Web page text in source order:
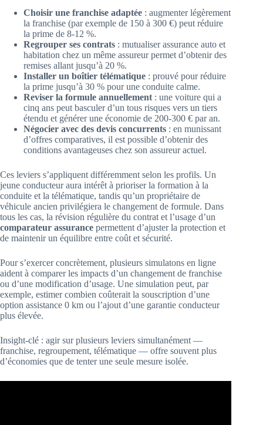
Choisir une franchise adaptée : augmenter légèrement
la franchise (par exemple de 150 à 300 €) peut réduire
la prime de 8-12 %.
Regrouper ses contrats : mutualiser assurance auto et
habitation chez un même assureur permet d’obtenir des
remises allant jusqu’à 20 %.
Installer un boîtier télématique : prouvé pour réduire
la prime jusqu’à 30 % pour une conduite calme.
Reviser la formule annuellement : une voiture qui a
cinq ans peut basculer d’un tous risques vers un tiers
étendu et générer une économie de 200-300 € par an.
Négocier avec des devis concurrents : en munissant
d’offres comparatives, il est possible d’obtenir des
conditions avantageuses chez son assureur actuel.
Ces leviers s’appliquent différemment selon les profils. Un
jeune conducteur aura intérêt à prioriser la formation à la
conduite et la télématique, tandis qu’un propriétaire de
véhicule ancien privilégiera le changement de formule. Dans
tous les cas, la révision régulière du contrat et l’usage d’un
comparateur assurance permettent d’ajuster la protection et
de maintenir un équilibre entre coût et sécurité.
Pour s’exercer concrètement, plusieurs simulatons en ligne
aident à comparer les impacts d’un changement de franchise
ou d’une modification d’usage. Une simulation peut, par
exemple, estimer combien coûterait la souscription d’une
option assistance 0 km ou l’ajout d’une garantie conducteur
plus élevée.
Insight-clé : agir sur plusieurs leviers simultanément —
franchise, regroupement, télématique — offre souvent plus
d’économies que de tenter une seule mesure isolée.